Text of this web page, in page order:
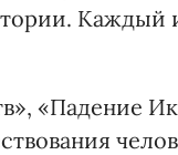
Каждый
«Падение